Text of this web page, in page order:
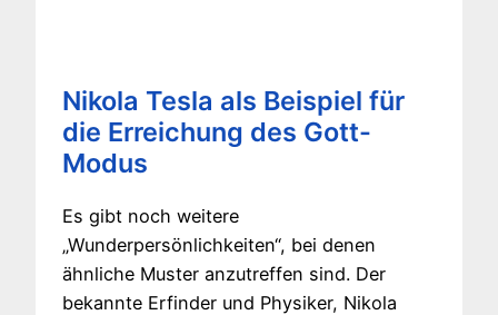
Nikola Tesla als Beispiel für
die Erreichung des Gott-
Modus
Es gibt noch weitere
„Wunderpersönlichkeiten“, bei denen
ähnliche Muster anzutreffen sind. Der
bekannte Erfinder und Physiker, Nikola